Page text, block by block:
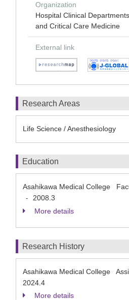
Organization
Hospital Clinical
and Critical Care Medicine
External link
Research Areas
Life Science / Anesthesiology
Education
Asahikawa Medical College
-
2008.3
More details
Research History
Asahikawa Medical College
2024.4
More details